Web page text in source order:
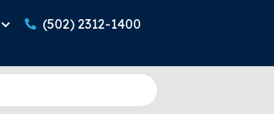
(502) 2312-1400